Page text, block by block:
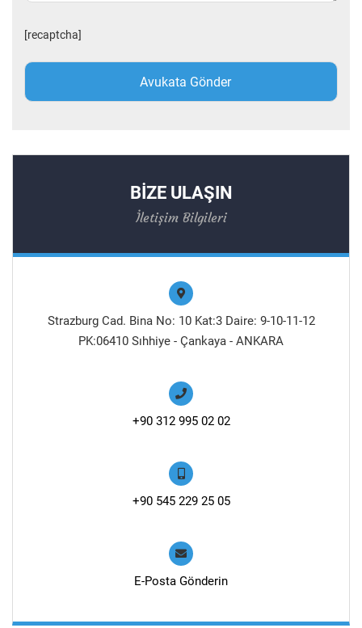
[recaptcha]
BİZE ULAŞIN
İletişim Bilgileri
Strazburg Cad. Bina No: 10 Kat:3 Daire: 9-10-11-12
PK:06410 Sıhhiye - Çankaya - ANKARA
+90 312 995 02 02
+90 545 229 25 05
E-Posta Gönderin